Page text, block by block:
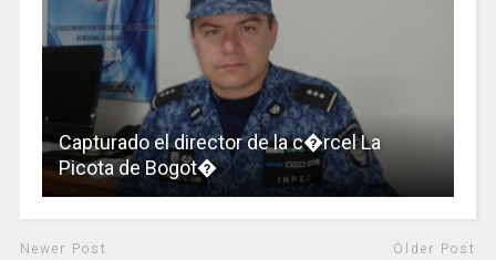
Capturado el director de la c�rcel La
Picota de Bogot�
Newer Post Older Post